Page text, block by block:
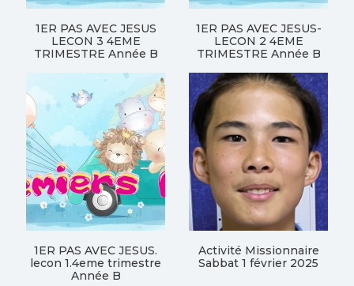
1ER PAS AVEC JESUS
LECON 3 4EME
TRIMESTRE Année B
1ER PAS AVEC JESUS-
LECON 2 4EME
TRIMESTRE Année B
1ER PAS AVEC JESUS.
lecon 1.4eme trimestre
Année B
Activité Missionnaire
Sabbat 1 février 2025